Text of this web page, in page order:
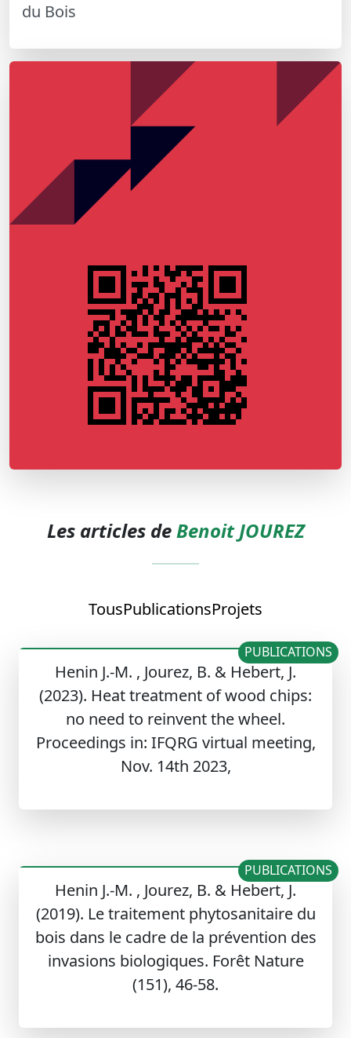
du Bois
Les articles deBenoit JOUREZ
TousPublicationsProjets
Henin J.-M. , Jourez, B. & Hebert, J.
(2023). Heat treatment of wood chips:
no need to reinvent the wheel.
Proceedings in: IFQRG virtual meeting,
Nov. 14th 2023,
PUBLICATIONS
Henin J.-M. , Jourez, B. & Hebert, J.
(2019). Le traitement phytosanitaire du
bois dans le cadre de la prévention des
invasions biologiques. Forêt Nature
(151), 46-58.
PUBLICATIONS